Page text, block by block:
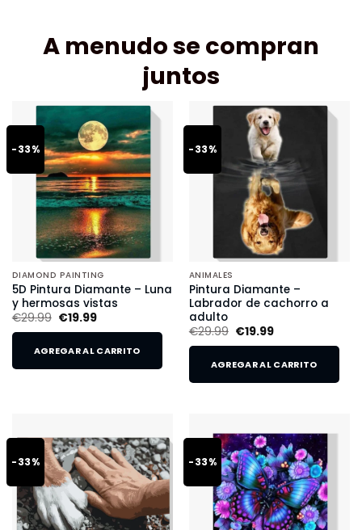
A menudo se compran
juntos
-33%
DIAMOND PAINTING
5D Pintura Diamante – Luna
y hermosas vistas
€29.99 €19.99
AGREGAR AL CARRITO
-33%
ANIMALES
Pintura Diamante –
Labrador de cachorro a
adulto
€29.99 €19.99
AGREGAR AL CARRITO
-33% -33%